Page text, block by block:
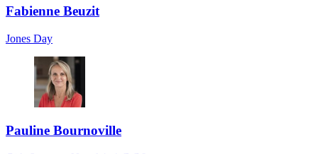
Fabienne Beuzit
Jones Day
Pauline Bournoville